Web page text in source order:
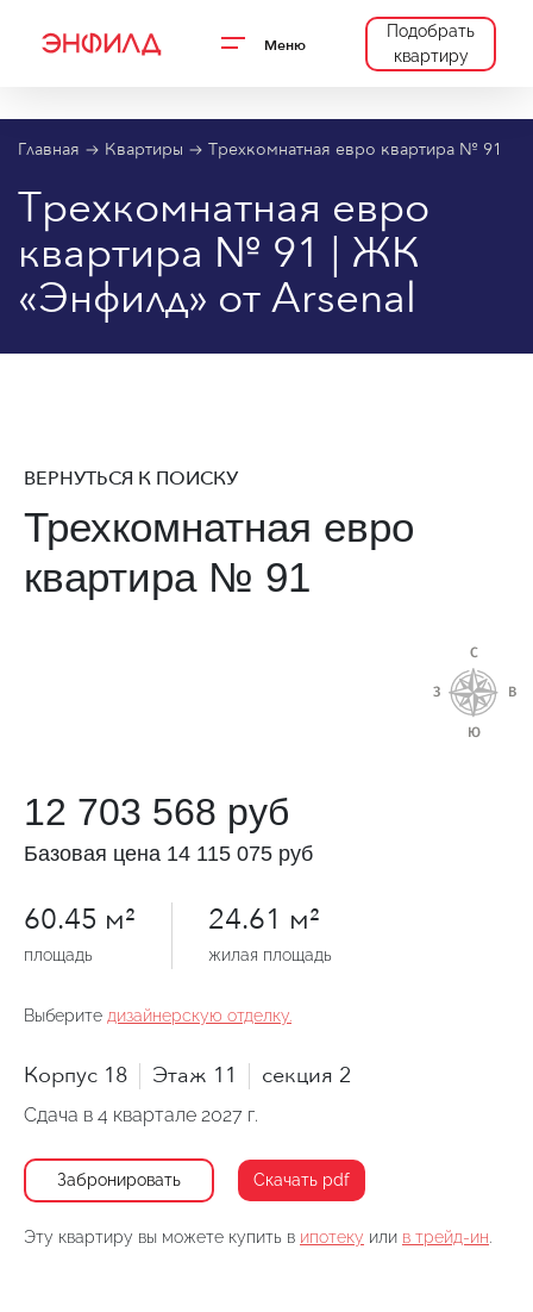
Меню
Подобрать
квартиру
Главная Квартиры Трехкомнатная евро квартира № 91
Трехкомнатная евро
квартира № 91 | ЖК
«Энфилд» от Arsenal
ВЕРНУТЬСЯ К ПОИСКУ
Трехкомнатная евро
квартира № 91
12 703 568 руб
Базовая цена 14 115 075 руб
60.45 м²
площадь
24.61 м²
жилая площадь
Выберите дизайнерскую отделку.
Корпус 18 Этаж 11 секция 2
Сдача в 4 квартале 2027 г.
Забронировать Скачать pdf
Эту квартиру вы можете купить в ипотеку или в трейд-ин